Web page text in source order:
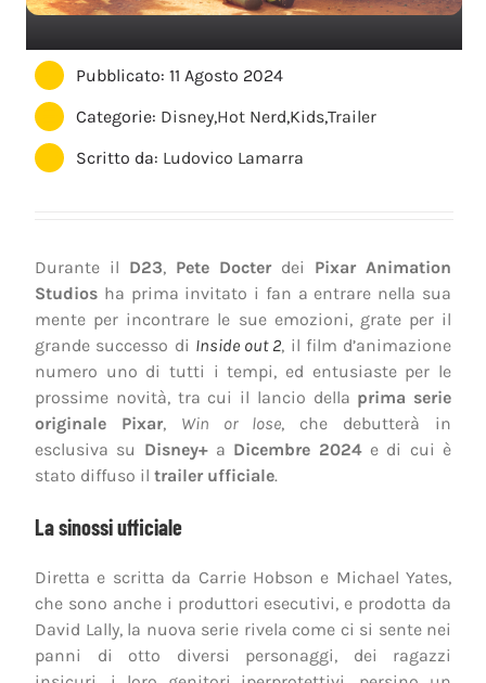
Pubblicato: 11 Agosto 2024
Categorie: Disney,Hot Nerd,Kids,Trailer
Scritto da: Ludovico Lamarra
Durante il D23, Pete Docter dei Pixar Animation
Studios ha prima invitato i fan a entrare nella sua
mente per incontrare le sue emozioni, grate per il
grande successo di Inside out 2, il film d’animazione
numero uno di tutti i tempi, ed entusiaste per le
prossime novità, tra cui il lancio della prima serie
originale Pixar, Win or lose, che debutterà in
esclusiva su Disney+a Dicembre 2024e di cui è
stato diffuso il trailer ufficiale.
La sinossi ufficiale
Diretta e scritta da Carrie Hobson e Michael Yates,
che sono anche i produttori esecutivi, e prodotta da
David Lally, la nuova serie rivela come ci si sente nei
panni di otto diversi personaggi, dei ragazzi